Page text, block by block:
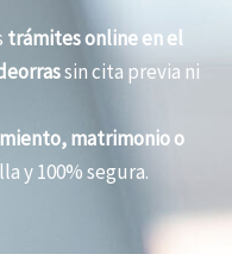
trámites online en el
sin cita previa ni
matrimonio o
y 100% segura.